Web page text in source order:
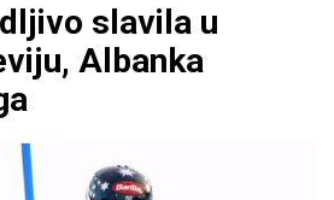
slavila u
Albanka